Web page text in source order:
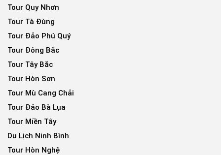
Tour Quy Nhơn
Tour Tà Đùng
Tour Đảo Phú Quý
Tour Đông Bắc
Tour Tây Bắc
Tour Hòn Sơn
Tour Mù Cang Chải
Tour Đảo Bà Lụa
Tour Miền Tây
Du Lịch Ninh Bình
Tour Hòn Nghệ